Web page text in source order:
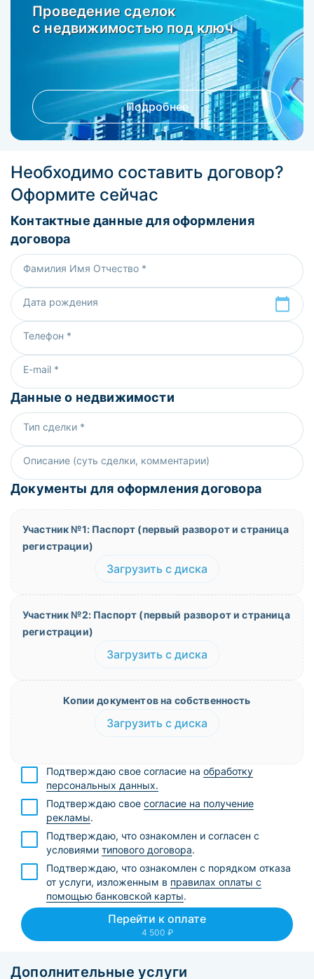
Проведение сделок
с недвижимостью под ключ
Подробнее
Необходимо составить договор?
Оформите сейчас
Контактные данные для оформления
договора
Фамилия Имя Отчество *
Дата рождения
Телефон *
E-mail *
Данные о недвижимости
Тип сделки *
Описание (суть сделки, комментарии)
Документы для оформления договора
Участник №1: Паспорт (первый разворот и страница
регистрации)
Загрузить с диска
Участник №2: Паспорт (первый разворот и страница
регистрации)
Загрузить с диска
Копии документов на собственность
Загрузить с диска
Подтверждаю свое согласие на обработку
персональных данных.
Подтверждаю свое согласие на получение
рекламы.
Подтверждаю, что ознакомлен и согласен с
условиями типового договора.
Подтверждаю, что ознакомлен с порядком отказа
от услуги, изложенным в правилах оплаты с
помощью банковской карты.
Перейти к оплате
4 500 ₽
Дополнительные услуги